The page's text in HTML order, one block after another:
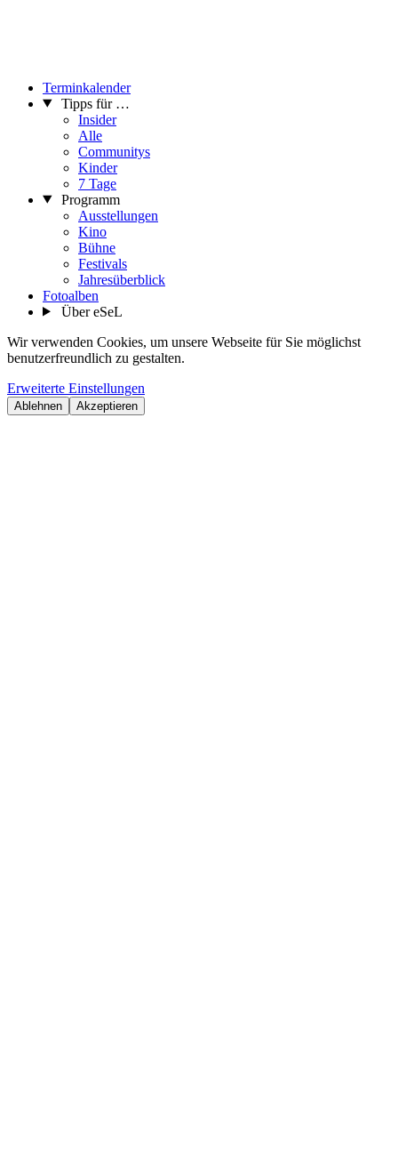
Terminkalender
Tipps für …
Insider
Alle
Communitys
Kinder
7 Tage
Programm
Ausstellungen
Kino
Bühne
Festivals
Jahresüberblick
Fotoalben
Über eSeL
Wir verwenden Cookies, um unsere Webseite für Sie möglichst
benutzerfreundlich zu gestalten.
Erweiterte Einstellungen
Ablehnen Akzeptieren